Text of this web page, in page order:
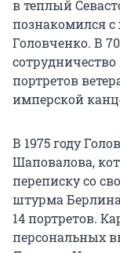
в теплый
познакомился
Головченко. В
портретов
имперской
В 1975 году
Шаповалова,
переписку со
штурма
14 портретов.
персональных